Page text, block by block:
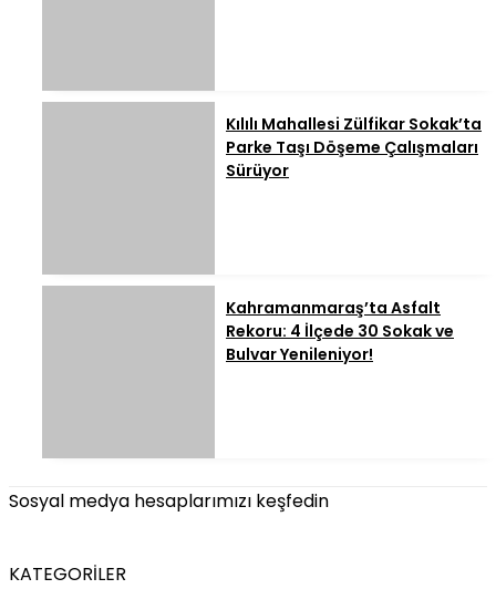
Kılılı Mahallesi Zülfikar Sokak’ta
Parke Taşı Döşeme Çalışmaları
Sürüyor
Kahramanmaraş’ta Asfalt
Rekoru: 4 İlçede 30 Sokak ve
Bulvar Yenileniyor!
Sosyal medya hesaplarımızı keşfedin
KATEGORİLER